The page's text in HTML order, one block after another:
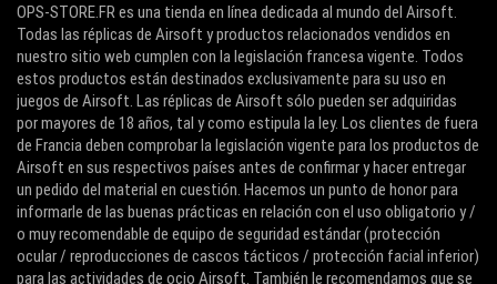
OPS-STORE.FR es una tienda en línea dedicada al mundo del Airsoft.
Todas las réplicas de Airsoft y productos relacionados vendidos en
nuestro sitio web cumplen con la legislación francesa vigente. Todos
estos productos están destinados exclusivamente para su uso en
juegos de Airsoft. Las réplicas de Airsoft sólo pueden ser adquiridas
por mayores de 18 años, tal y como estipula la ley. Los clientes de fuera
de Francia deben comprobar la legislación vigente para los productos de
Airsoft en sus respectivos países antes de confirmar y hacer entregar
un pedido del material en cuestión. Hacemos un punto de honor para
informarle de las buenas prácticas en relación con el uso obligatorio y /
o muy recomendable de equipo de seguridad estándar (protección
ocular / reproducciones de cascos tácticos / protección facial inferior)
para las actividades de ocio Airsoft. También le recomendamos que se